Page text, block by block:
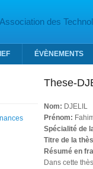
Association des
ÉVÈNEMENTS
These-
Nom: DJELIL
Prénom:
Spécialité de
Titre de la
Résumé en
Dans cette